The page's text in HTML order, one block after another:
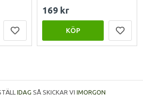
169 kr
KÖP
IDAG SÅ SKICKAR VI IMORGON